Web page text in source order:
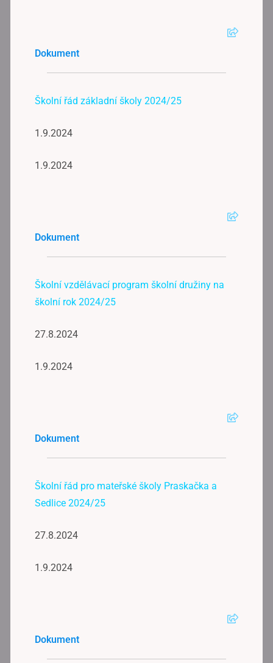
Dokument
Školní řád základní školy 2024/25
1.9.2024
1.9.2024
Dokument
Školní vzdělávací program školní družiny na
školní rok 2024/25
27.8.2024
1.9.2024
Dokument
Školní řád pro mateřské školy Praskačka a
Sedlice 2024/25
27.8.2024
1.9.2024
Dokument